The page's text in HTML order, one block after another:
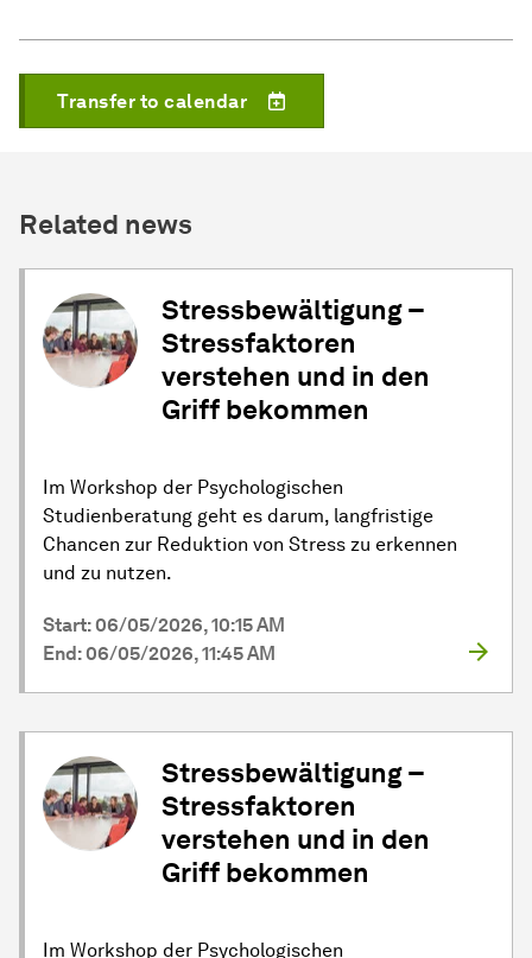
Transfer to calendar
Related news
Stressbewältigung –
Stressfaktoren
verstehen und in den
Griff bekommen
Im Workshop der Psychologischen
Studienberatung geht es darum, langfristige
Chancen zur Reduktion von Stress zu erkennen
und zu nutzen.
Start: 06/05/2026, 10:15 AM
End: 06/05/2026, 11:45 AM
Stressbewältigung –
Stressfaktoren
verstehen und in den
Griff bekommen
Im Workshop der Psychologischen